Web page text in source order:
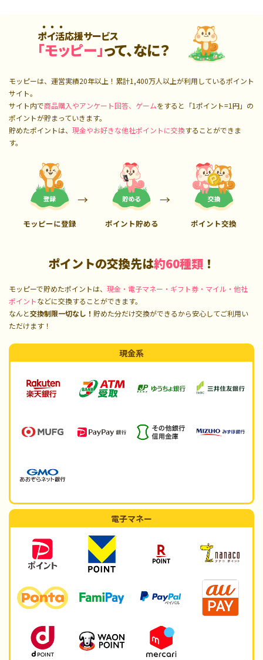
ポイ活応援サービス
「モッピー」って、なに？
モッピーは、運営実績20年以上！累計1,400万人以上が利用しているポイント
サイト。
サイト内で商品購入やアンケート回答、ゲームをすると「1ポイント=1円」の
ポイントが貯まっていきます。
貯めたポイントは、 現金やお好きな他社ポイントに交換することができま
す。
モッピーに登録 ポイント貯める ポイント交換
ポイントの交換先は約60種類 ！
モッピーで貯めたポイントは、 現金・電子マネー・ギフト券・マイル・他社
ポイントなどに交換することができます。
なんと交換制限一切なし！ 貯めた分だけ交換ができるから安心してご利用い
ただけます！
現金系
電子マネー